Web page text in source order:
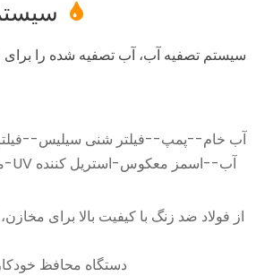

سیستم تصفیه آب، آب تصفیه شده را برای
آب خام--پمپ--فیلتر شنی سیلیس--
آب--اسمز معکوس-استریل کننده UV-مخزن آب تمام شده
از فولاد ضد زنگ با کیفیت بالا برای مخازن،
دستگاه محافظ